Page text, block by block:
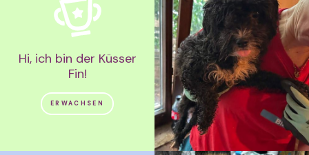
Hi, ich bin der Küsser
Fin!
ERWACHSEN